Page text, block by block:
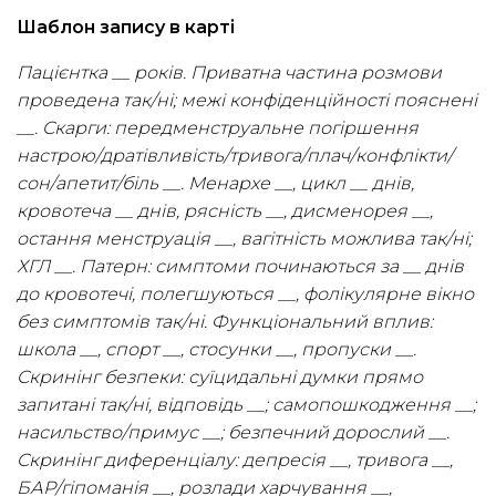
Шаблон запису в карті
Пацієнтка __ років. Приватна частина розмови
проведена так/ні; межі конфіденційності пояснені
__. Скарги: передменструальне погіршення
настрою/дратівливість/тривога/плач/конфлікти/
сон/апетит/біль __. Менархе __, цикл __ днів,
кровотеча __ днів, рясність __, дисменорея __,
остання менструація __, вагітність можлива так/ні;
ХГЛ __. Патерн: симптоми починаються за __ днів
до кровотечі, полегшуються __, фолікулярне вікно
без симптомів так/ні. Функціональний вплив:
школа __, спорт __, стосунки __, пропуски __.
Скринінг безпеки: суїцидальні думки прямо
запитані так/ні, відповідь __; самопошкодження __;
насильство/примус __; безпечний дорослий __.
Скринінг диференціалу: депресія __, тривога __,
БАР/гіпоманія __, розлади харчування __,